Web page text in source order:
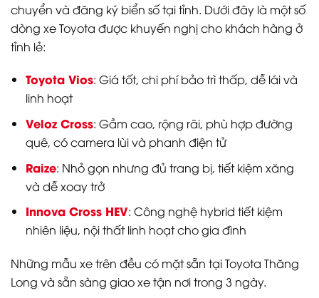
chuyển và đăng ký biển số tại tỉnh. Dưới đây là một số
dòng xe Toyota được khuyến nghị cho khách hàng ở
tỉnh lẻ:
Toyota Vios: Giá tốt, chi phí bảo trì thấp, dễ lái và
linh hoạt
Veloz Cross: Gầm cao, rộng rãi, phù hợp đường
quê, có camera lùi và phanh điện tử
Raize: Nhỏ gọn nhưng đủ trang bị, tiết kiệm xăng
và dễ xoay trở
Innova Cross HEV: Công nghệ hybrid tiết kiệm
nhiên liệu, nội thất linh hoạt cho gia đình
Những mẫu xe trên đều có mặt sẵn tại Toyota Thăng
Long và sẵn sàng giao xe tận nơi trong 3 ngày.